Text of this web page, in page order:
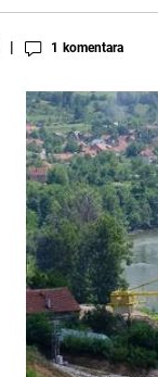
1 komentara